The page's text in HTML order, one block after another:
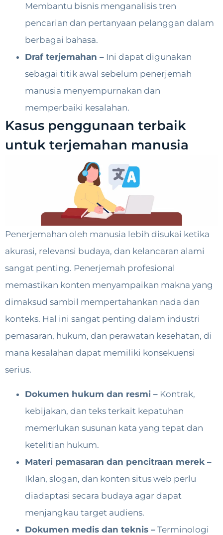
Membantu bisnis menganalisis tren
pencarian dan pertanyaan pelanggan dalam
berbagai bahasa.
Draf terjemahan – Ini dapat digunakan
sebagai titik awal sebelum penerjemah
manusia menyempurnakan dan
memperbaiki kesalahan.
Kasus penggunaan terbaik
untuk terjemahan manusia
Penerjemahan oleh manusia lebih disukai ketika
akurasi, relevansi budaya, dan kelancaran alami
sangat penting. Penerjemah profesional
memastikan konten menyampaikan makna yang
dimaksud sambil mempertahankan nada dan
konteks. Hal ini sangat penting dalam industri
pemasaran, hukum, dan perawatan kesehatan, di
mana kesalahan dapat memiliki konsekuensi
serius.
Dokumen hukum dan resmi – Kontrak,
kebijakan, dan teks terkait kepatuhan
memerlukan susunan kata yang tepat dan
ketelitian hukum.
Materi pemasaran dan pencitraan merek –
Iklan, slogan, dan konten situs web perlu
diadaptasi secara budaya agar dapat
menjangkau target audiens.
Dokumen medis dan teknis – Terminologi